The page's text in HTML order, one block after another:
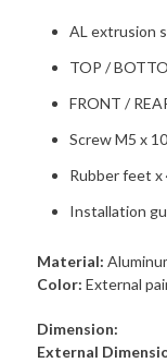
AL extrusion
TOP /
FRONT /
Screw M5 x
Rubber feet x
Installation
Material:
Color: External
Dimension:
External